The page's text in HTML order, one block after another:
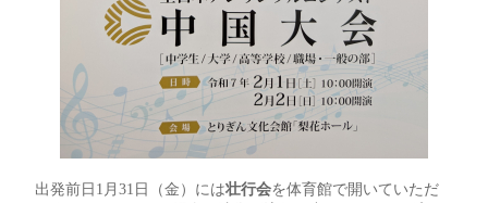
出発前日1月31日（金）には壮行会を体育館で開いていただ